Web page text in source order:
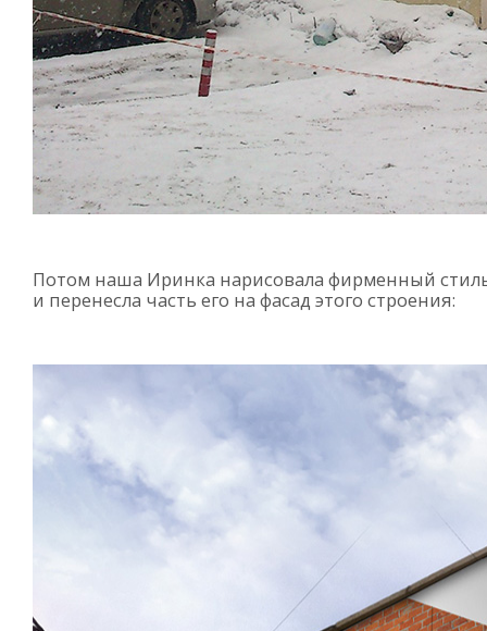
Потом наша Иринка нарисовала фирменный
и перенесла часть его на фасад этого строения: